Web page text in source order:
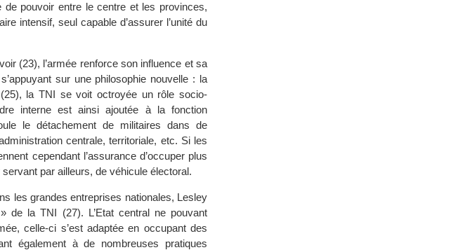
de pouvoir entre le centre et les provinces,
intensif, seul capable d’assurer l’unité du
(23), l’armée renforce son influence et sa
sur une philosophie nouvelle : la
la TNI se voit octroyée un rôle socio-
interne est ainsi ajoutée à la fonction
le détachement de militaires dans de
centrale, territoriale, etc. Si les
cependant l’assurance d’occuper plus
par ailleurs, de véhicule électoral.
les grandes entreprises nationales, Lesley
de la TNI (27). L’Etat central ne pouvant
celle-ci s’est adaptée en occupant des
également à de nombreuses pratiques